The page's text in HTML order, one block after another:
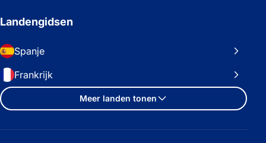
Landengidsen
Spanje
Frankrijk
Meer landen tonen